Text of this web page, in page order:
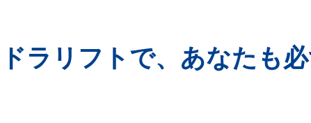
ラリフトで、あなたも